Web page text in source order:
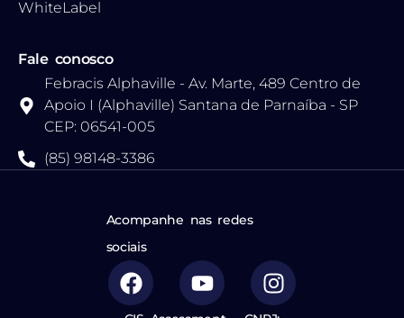
WhiteLabel
Fale conosco
Febracis Alphaville - Av. Marte, 489 Centro de
Apoio I (Alphaville) Santana de Parnaíba - SP
CEP: 06541-005
(85) 98148-3386
Acompanhe nas redes
sociais